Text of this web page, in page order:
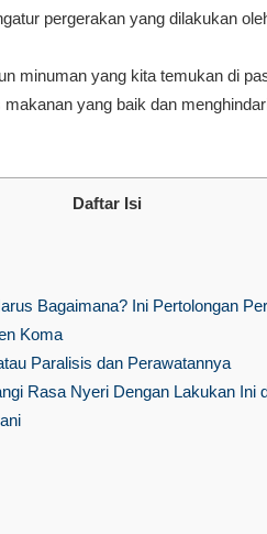
pergerakan yang dilakukan
minuman yang kita temukan di
yang baik dan
Daftar Isi
Bagaimana? Ini Pertolongan
Koma
Paralisis dan Perawatannya
Rasa Nyeri Dengan Lakukan Ini